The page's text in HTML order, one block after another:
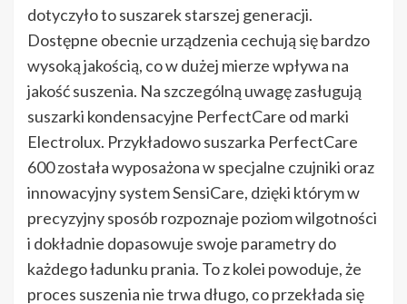
dotyczyło to suszarek starszej generacji.
Dostępne obecnie urządzenia cechują się bardzo
wysoką jakością, co w dużej mierze wpływa na
jakość suszenia. Na szczególną uwagę zasługują
suszarki kondensacyjne PerfectCare od marki
Electrolux. Przykładowo suszarka PerfectCare
600 została wyposażona w specjalne czujniki oraz
innowacyjny system SensiCare, dzięki którym w
precyzyjny sposób rozpoznaje poziom wilgotności
i dokładnie dopasowuje swoje parametry do
każdego ładunku prania. To z kolei powoduje, że
proces suszenia nie trwa długo, co przekłada się